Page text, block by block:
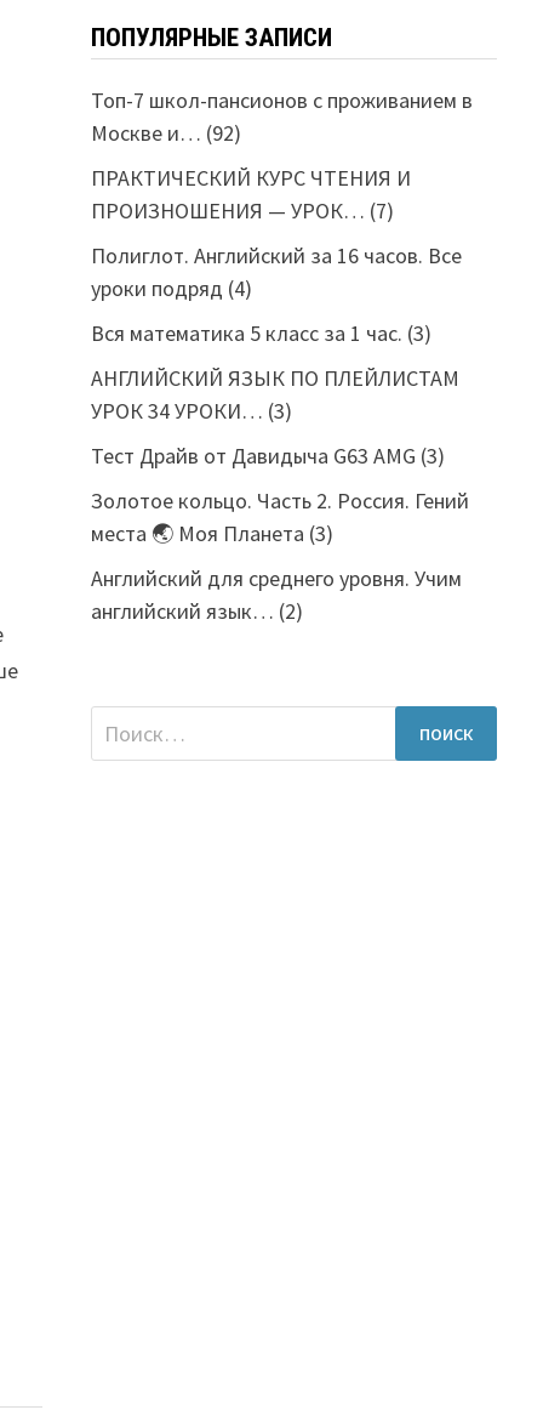
ПОПУЛЯРНЫЕ ЗАПИСИ
Топ-7 школ-пансионов с проживанием в
Москве и… (92)
ПРАКТИЧЕСКИЙ КУРС ЧТЕНИЯ И
ПРОИЗНОШЕНИЯ — УРОК… (7)
Полиглот. Английский за 16 часов. Все
уроки подряд (4)
Вся математика 5 класс за 1 час. (3)
АНГЛИЙСКИЙ ЯЗЫК ПО ПЛЕЙЛИСТАМ
УРОК 34 УРОКИ… (3)
Тест Драйв от Давидыча G63 AMG (3)
Золотое кольцо. Часть 2. Россия. Гений
места 🌏 Моя Планета (3)
Английский для среднего уровня. Учим
английский язык… (2)
Найти: